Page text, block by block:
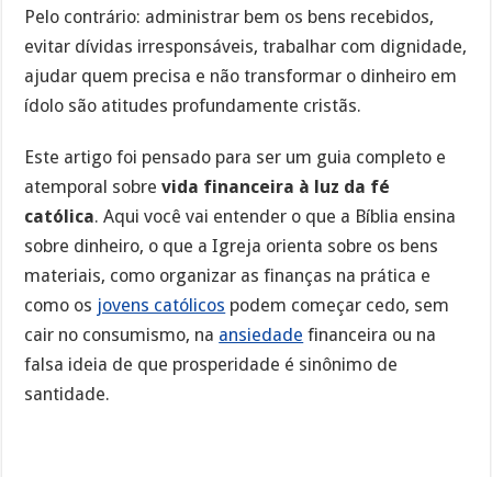
Pelo contrário: administrar bem os bens recebidos,
evitar dívidas irresponsáveis, trabalhar com dignidade,
ajudar quem precisa e não transformar o dinheiro em
ídolo são atitudes profundamente cristãs.
Este artigo foi pensado para ser um guia completo e
atemporal sobrevida financeira à luz da fé
católica. Aqui você vai entender o que a Bíblia ensina
sobre dinheiro, o que a Igreja orienta sobre os bens
materiais, como organizar as finanças na prática e
como os jovens católicos podem começar cedo, sem
cair no consumismo, na ansiedade financeira ou na
falsa ideia de que prosperidade é sinônimo de
santidade.